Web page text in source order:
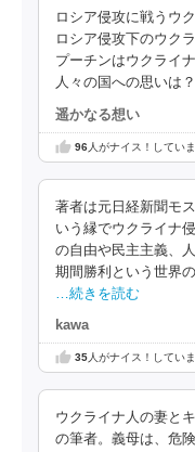
ロシア侵攻に戦うウ
ロシア侵攻下のウク
プーチンはウクライ
人々の国への思いは
遥かなる想い
96人がナイス！してい
著者は元日経新聞モ
いう縁でウクライナ
の自由や民主主義、
期間勝利という世界
…続きを読む
kawa
35人がナイス！してい
ウクライナ人の妻と
の筆者。義母は、危